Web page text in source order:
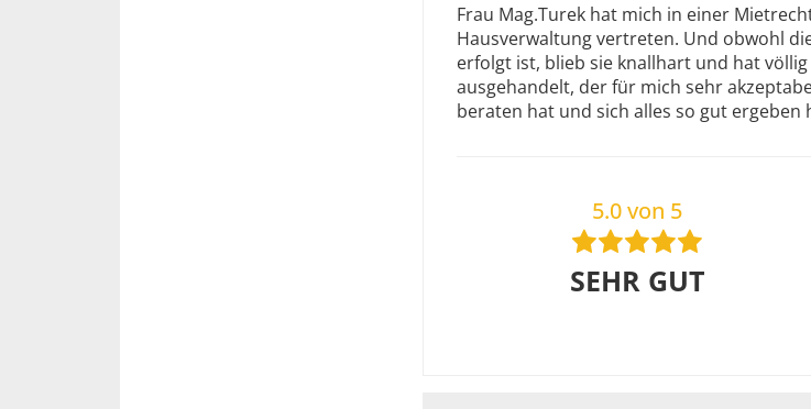
Frau Mag.Turek hat mich in einer
Hausverwaltung vertreten. Und obwohl
erfolgt ist, blieb sie knallhart und hat
ausgehandelt, der für mich sehr
beraten hat und sich alles so gut ergeben
5.0 von 5
SEHR GUT